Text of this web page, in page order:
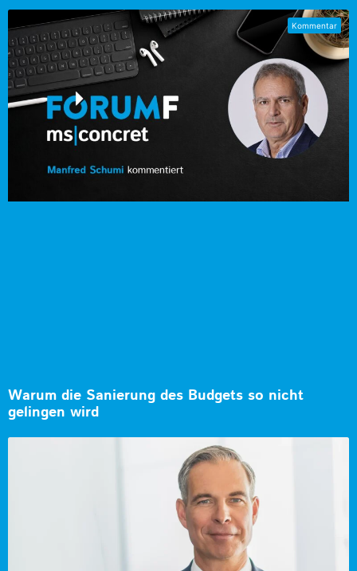
Warum die Sanierung des Budgets so nicht
gelingen wird